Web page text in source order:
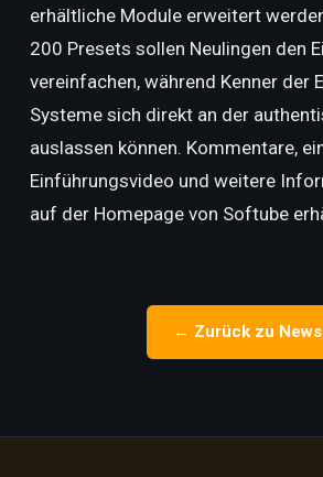
erhältliche Module erweitert
200 Presets sollen Neulingen den
vereinfachen, während Kenner der
Systeme sich direkt an der
auslassen können. Kommentare,
Einführungsvideo und weitere
auf der Homepage von Softube
← Zurück zu News